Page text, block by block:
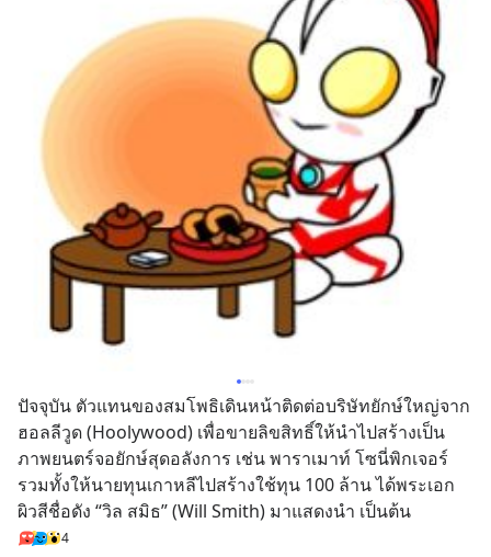
ปัจจุบัน ตัวแทนของสมโพธิเดินหน้าติดต่อบริษัทยักษ์ใหญ่จาก
ฮอลลีวูด (Hoolywood) เพื่อขายลิขสิทธิ์ให้นำไปสร้างเป็น
ภาพยนตร์จอยักษ์สุดอลังการ เช่น พาราเมาท์ โซนี่พิกเจอร์
รวมทั้งให้นายทุนเกาหลีไปสร้างใช้ทุน 100 ล้าน ได้พระเอก
ผิวสีชื่อดัง “วิล สมิธ” (Will Smith) มาแสดงนำ เป็นต้น
4